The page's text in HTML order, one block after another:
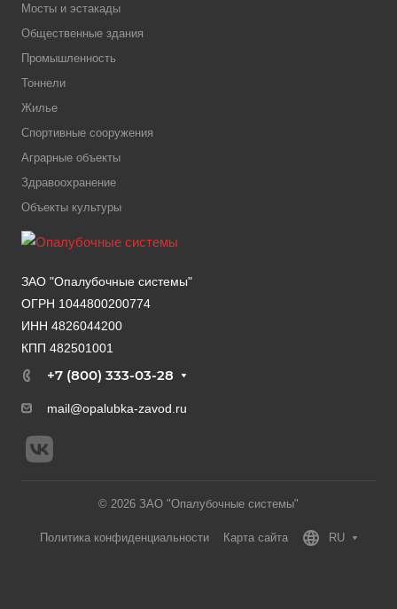
Мосты и эстакады
Общественные здания
Промышленность
Тоннели
Жилье
Спортивные сооружения
Аграрные объекты
Здравоохранение
Объекты культуры
ЗАО "Опалубочные системы"
ОГРН 1044800200774
ИНН 4826044200
КПП 482501001
+7 (800) 333-03-28
mail@opalubka-zavod.ru
© 2026 ЗАО "Опалубочные системы"
Политика конфиденциальности Карта сайта RU